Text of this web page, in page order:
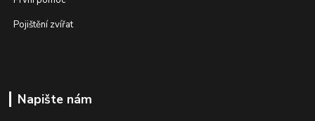
Pojištění zvířat
Napište nám